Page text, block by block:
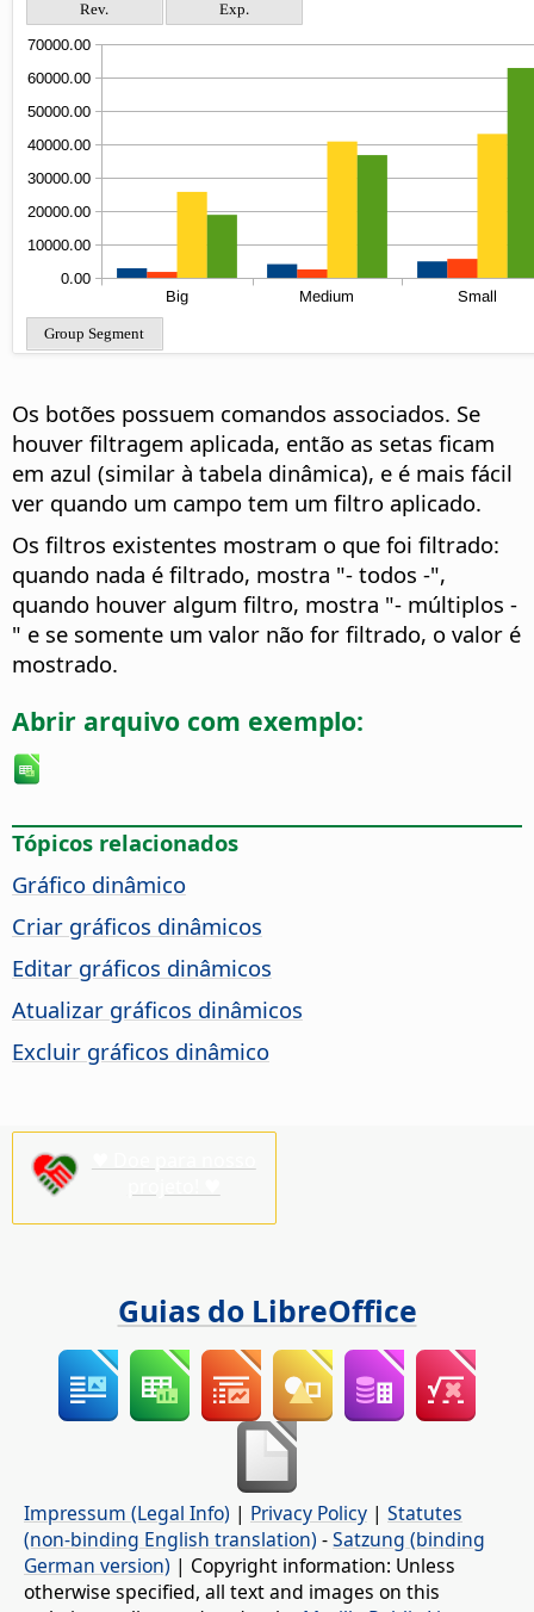
Os botões possuem comandos associados. Se
houver filtragem aplicada, então as setas ficam
em azul (similar à tabela dinâmica), e é mais fácil
ver quando um campo tem um filtro aplicado.
Os filtros existentes mostram o que foi filtrado:
quando nada é filtrado, mostra "- todos -",
quando houver algum filtro, mostra "- múltiplos -
" e se somente um valor não for filtrado, o valor é
mostrado.
Abrir arquivo com exemplo:
Tópicos relacionados
Gráfico dinâmico
Criar gráficos dinâmicos
Editar gráficos dinâmicos
Atualizar gráficos dinâmicos
Excluir gráficos dinâmico
Guias do LibreOffice
Impressum (Legal Info) | Privacy Policy | Statutes
(non-binding English translation) -Satzung (binding
German version) | Copyright information: Unless
otherwise specified, all text and images on this